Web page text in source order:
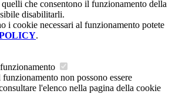
che consentono il funzionamento della
disabilitarli.
i cookie necessari al funzionamento potete
.
non possono essere
l'elenco nella pagina della cookie